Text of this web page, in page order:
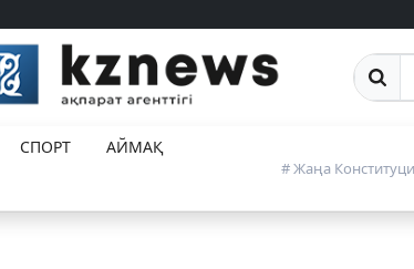
СПОРТ
АЙМАҚ
# Жаңа